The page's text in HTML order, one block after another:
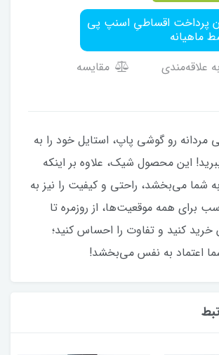
پرداخت اقساطیِ اسنپ پی
مقایسه
مردانه رو گوشی پاپ، استایل خود را به
این محصول شیک، علاوه بر اینکه
شما می‌بخشد، راحتی و کیفیت را نیز به
برای همه موقعیت‌ها، از روزمره تا
کنید و تفاوت را احساس کنید؛
اعتماد به نفس می‌بخشد!